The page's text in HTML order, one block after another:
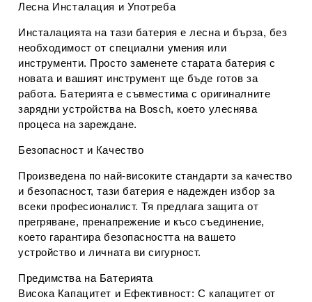
Лесна Инсталация и Употреба
Инсталацията на тази батерия е лесна и бърза, без
необходимост от специални умения или
инструменти. Просто заменете старата батерия с
новата и вашият инструмент ще бъде готов за
работа. Батерията е съвместима с оригиналните
зарядни устройства на Bosch, което улеснява
процеса на зареждане.
Безопасност и Качество
Произведена по най-високите стандарти за качество
и безопасност, тази батерия е надежден избор за
всеки професионалист. Тя предлага защита от
прегряване, пренапрежение и късо съединение,
което гарантира безопасността на вашето
устройство и личната ви сигурност.
Предимства на Батерията
Висока Капацитет и Ефективност: С капацитет от